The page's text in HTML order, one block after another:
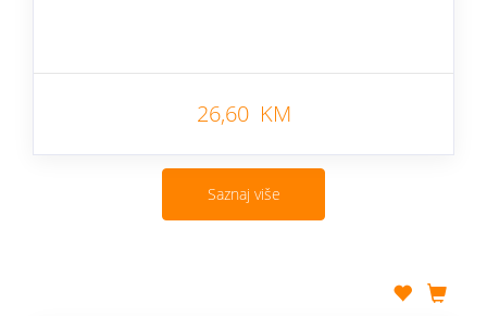
26,60 KM
Saznaj više